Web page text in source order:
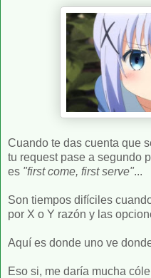
Cuando te das cuenta que
tu request pase a segundo
es "first come, first serve"...
Son tiempos difíciles
por X o Y razón y las
Aquí es donde uno ve
Eso si, me daría mucha